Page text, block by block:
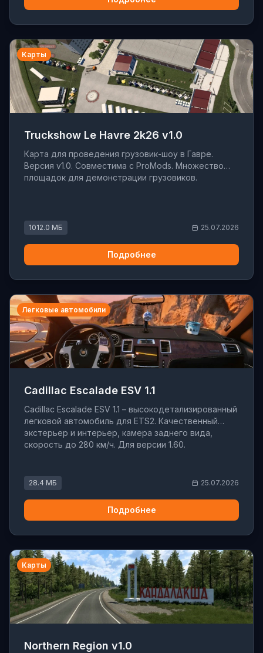
Карты
Truckshow Le Havre 2k26 v1.0
Карта для проведения грузовик-шоу в Гавре.
Версия v1.0. Совместима с ProMods. Множество
площадок для демонстрации грузовиков.
1012.0 МБ 25.07.2026
Подробнее
Легковые автомобили
Cadillac Escalade ESV 1.1
Cadillac Escalade ESV 1.1 – высокодетализированный
легковой автомобиль для ETS2. Качественный
экстерьер и интерьер, камера заднего вида,
скорость до 280 км/ч. Для версии 1.60.
28.4 МБ 25.07.2026
Подробнее
Карты
Northern Region v1.0